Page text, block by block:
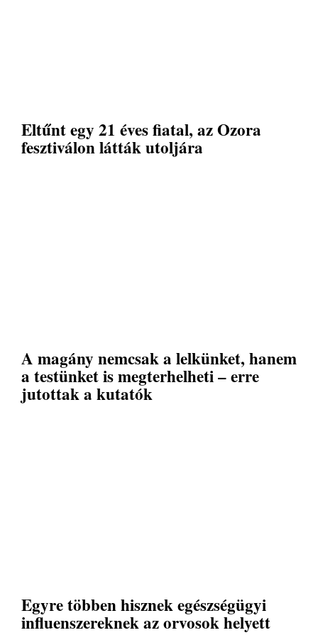
Eltűnt egy 21 éves fiatal, az Ozora
fesztiválon látták utoljára
A magány nemcsak a lelkünket, hanem
a testünket is megterhelheti – erre
jutottak a kutatók
Egyre többen hisznek egészségügyi
influenszereknek az orvosok helyett